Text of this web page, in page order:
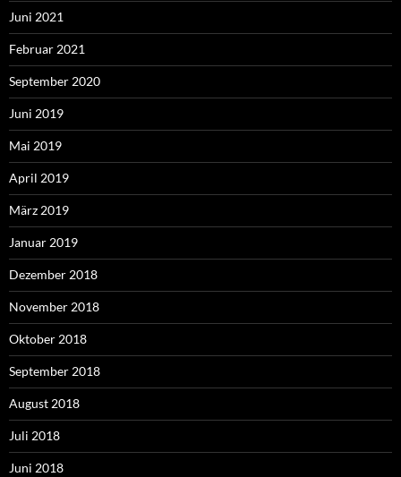
Juni 2021
Februar 2021
September 2020
Juni 2019
Mai 2019
April 2019
März 2019
Januar 2019
Dezember 2018
November 2018
Oktober 2018
September 2018
August 2018
Juli 2018
Juni 2018